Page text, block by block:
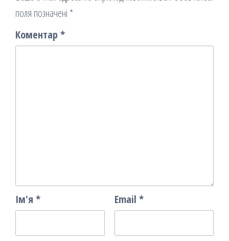
поля позначені *
Коментар *
Ім'я * Email *